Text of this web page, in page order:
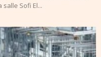
Sofi El...